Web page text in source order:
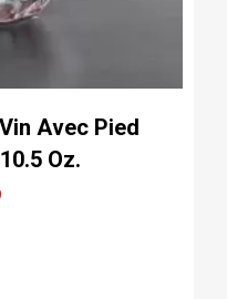
Avec Pied
Oz.